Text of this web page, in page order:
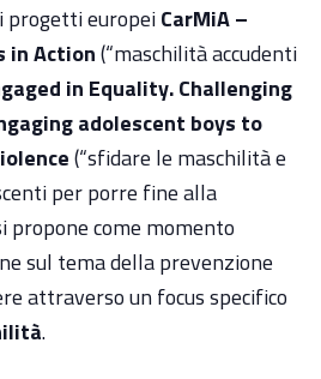
progetti europeiCarMiA –
in Action(“maschilità accudenti
in Equality. Challenging
adolescent boys to
(“sfidare le maschilità e
per porre fine alla
propone come momento
sul tema della prevenzione
attraverso un focus specifico
.